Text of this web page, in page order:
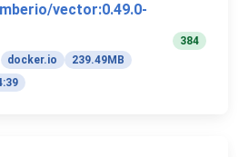
vector:0.49.0-
docker.io
239.49MB
384